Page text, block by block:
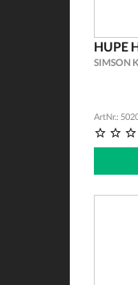
HUPE
SIMSON
ArtNr.: